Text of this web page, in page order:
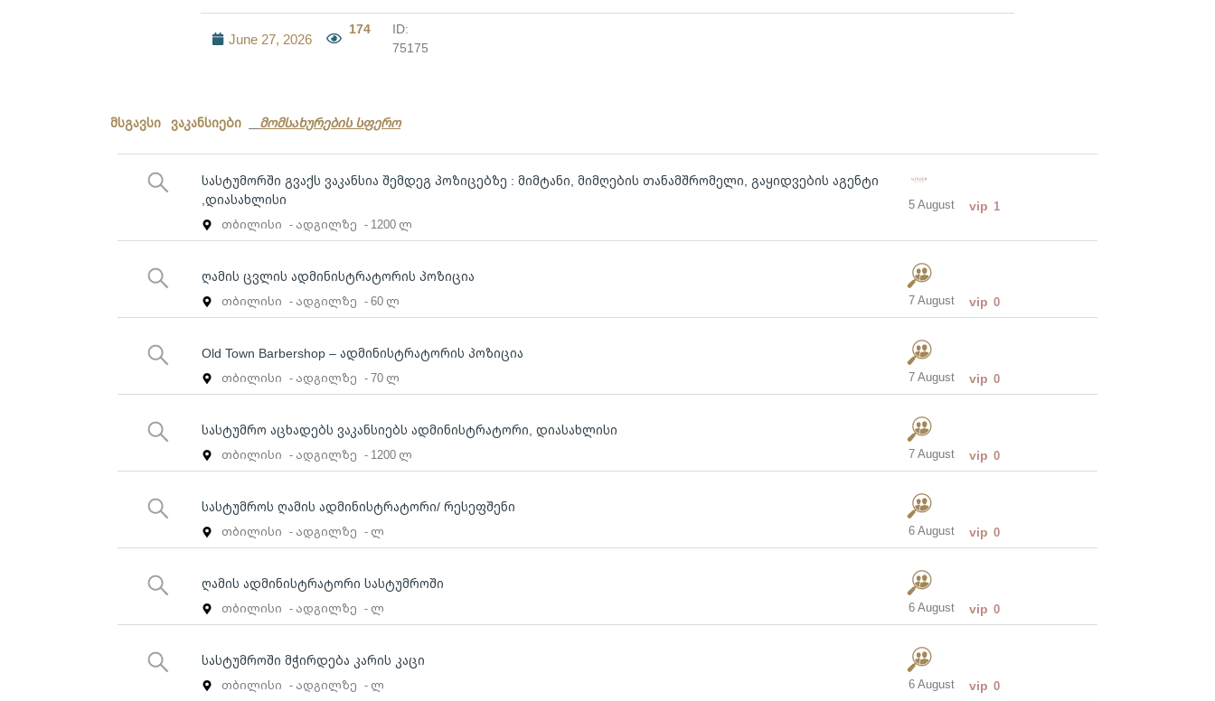
June 27, 2026
174
ID:
75175
მსგავსი ვაკანსიები მომსახურების სფერო
სასტუმორში გვაქს ვაკანსია შემდეგ პოზიცებზე : მიმტანი, მიმღების თანამშრომელი, გაყიდვების აგენტი
,დიასახლისი
თბილისი - ადგილზე - 1200 ლ
5 August vip 1
ღამის ცვლის ადმინისტრატორის პოზიცია
თბილისი - ადგილზე - 60 ლ 7 August vip 0
Old Town Barbershop – ადმინისტრატორის პოზიცია
თბილისი - ადგილზე - 70 ლ 7 August vip 0
სასტუმრო აცხადებს ვაკანსიებს ადმინისტრატორი, დიასახლისი
თბილისი - ადგილზე - 1200 ლ 7 August vip 0
სასტუმროს ღამის ადმინისტრატორი/ რესეფშენი
თბილისი - ადგილზე - ლ 6 August vip 0
ღამის ადმინისტრატორი სასტუმროში
თბილისი - ადგილზე - ლ 6 August vip 0
სასტუმროში მჭირდება კარის კაცი
თბილისი - ადგილზე - ლ 6 August vip 0